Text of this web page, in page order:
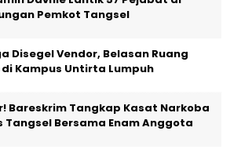
Pemkot Tangsel
Disegel Vendor, Belasan Ruang
di Kampus Untirta Lumpuh
Bareskrim Tangkap Kasat Narkoba
Tangsel Bersama Enam Anggota